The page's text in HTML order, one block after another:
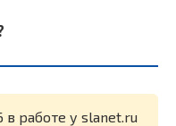
в работе у slanet.ru